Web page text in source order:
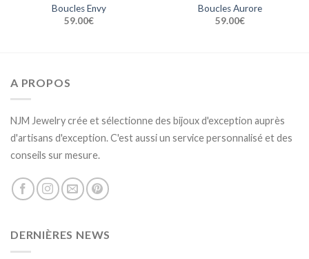
Boucles Envy
59.00€
Boucles Aurore
59.00€
A PROPOS
NJM Jewelry crée et sélectionne des bijoux d'exception auprès
d'artisans d'exception. C'est aussi un service personnalisé et des
conseils sur mesure.
DERNIÈRES NEWS